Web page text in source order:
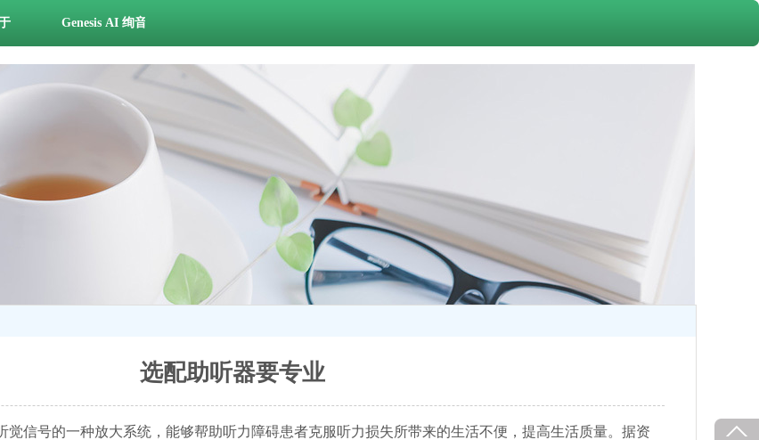
Genesis AI 绚音多巴胺，掀起听力狂欢！
选配助听器要专业
觉信号的一种放大系统，能够帮助听力障碍患者克服听力损失所带来的生活不便，提高生活质量。据资